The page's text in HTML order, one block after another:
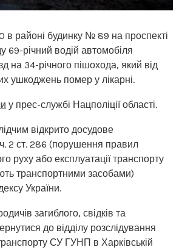
в районі будинку № 89 на проспекті
69-річний водій автомобіля
на 34-річного пішохода, який від
ушкоджень помер у лікарні.
у прес-службі Нацполіції області.
відкрито досудове
2 ст. 286 (порушення правил
руху або експлуатації транспорту
транспортними засобами)
України.
загиблого, свідків та
до відділу розслідування
СУ ГУНП в Харківській